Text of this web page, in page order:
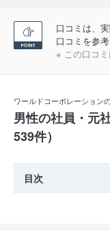
口コミは、
口コミを参
※ この口コミ
ワールドコーポレーション
男性の社員・元
539件）
目次